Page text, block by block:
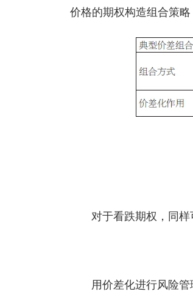
价格的期权构造组合策略
对于看跌期权，同样
用价差化进行风险管